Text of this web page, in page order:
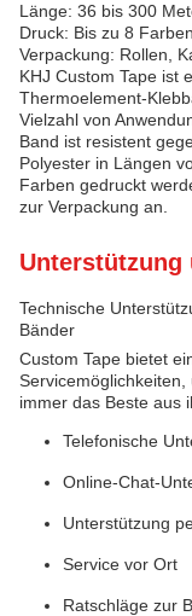
Länge: 36 bis 300
Druck: Bis zu 8 Farben
Verpackung: Rollen,
KHJ Custom Tape ist
Thermoelement-
Vielzahl von
Band ist resistent
Polyester in Längen
Farben gedruckt
zur Verpackung an.
Unterstützung
Technische
Bänder
Custom Tape bietet
immer das Beste aus
Telefonische
Online-Chat-
Unterstützung
Service vor Ort
Ratschläge zur